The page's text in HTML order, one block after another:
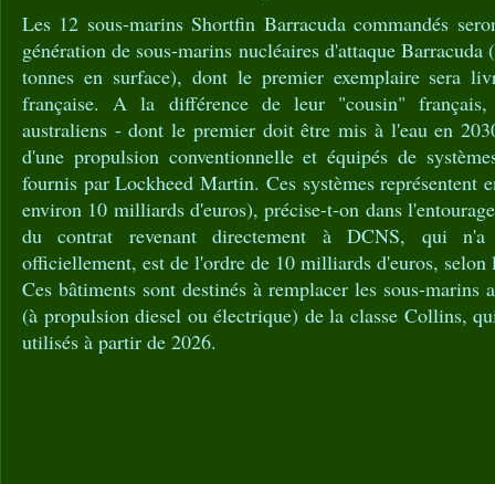
Les 12 sous-marins Shortfin Barracuda commandés
génération de sous-marins nucléaires d'attaque
tonnes en surface), dont le premier exemplaire sera
française. A la différence de leur "cousin" français,
australiens - dont le premier doit être mis à l'eau en
d'une propulsion conventionnelle et équipés de
fournis par Lockheed Martin. Ces systèmes représentent
environ 10 milliards d'euros), précise-t-on dans
du contrat revenant directement à DCNS, qui n'a
officiellement, est de l'ordre de 10 milliards d'euros,
Ces bâtiments sont destinés à remplacer les sous-marins
(à propulsion diesel ou électrique) de la classe Collins,
utilisés à partir de 2026.